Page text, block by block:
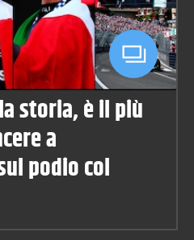
storia, è il più
a
podio col